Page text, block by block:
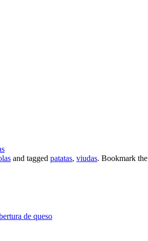
and tagged patatas, viudas. Bookmark the
de queso